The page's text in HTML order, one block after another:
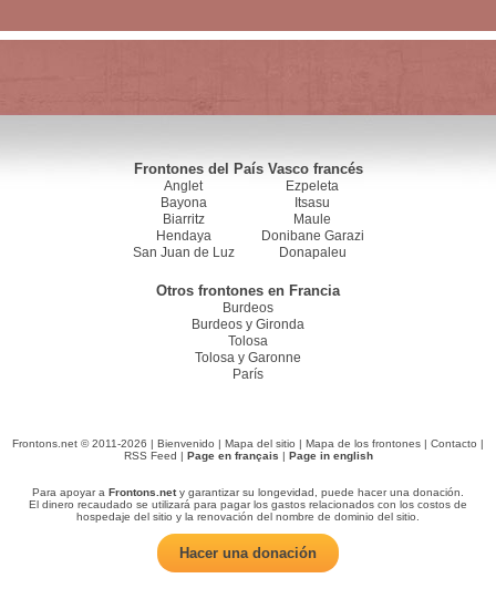
Frontones del País Vasco francés
Anglet
Bayona
Biarritz
Hendaya
San Juan de Luz
Ezpeleta
Itsasu
Maule
Donibane Garazi
Donapaleu
Otros frontones en Francia
Burdeos
Burdeos y Gironda
Tolosa
Tolosa y Garonne
París
Frontons.net © 2011-2026 | Bienvenido | Mapa del sitio | Mapa de los frontones | Contacto |
RSS Feed | Page en français | Page in english
Para apoyar a Frontons.nety garantizar su longevidad, puede hacer una donación.
El dinero recaudado se utilizará para pagar los gastos relacionados con los costos de
hospedaje del sitio y la renovación del nombre de dominio del sitio.
Hacer una donación